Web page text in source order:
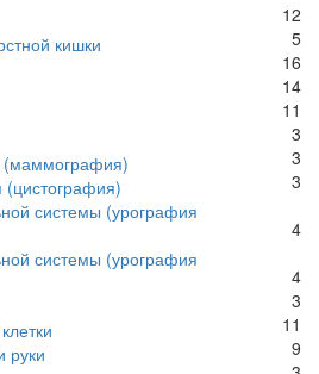
12
5
кишки
16
14
11
3
3
(маммография)
3
(цистография)
4
системы (урография
4
системы (урография
3
11
9
руки